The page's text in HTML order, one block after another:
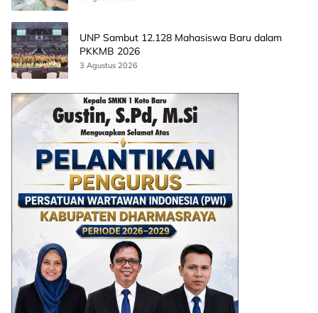
UNP Sambut 12.128 Mahasiswa Baru dalam
PKKMB 2026
3 Agustus 2026